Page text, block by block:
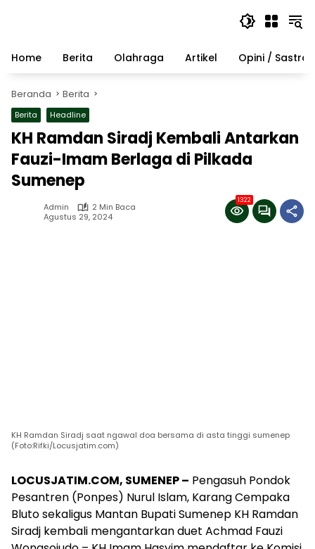
Home
Berita Olahraga Artikel Opini / Sastra
Beranda Berita
Berita Headline
KH Ramdan Siradj Kembali Antarkan
Fauzi-Imam Berlaga di Pilkada
Sumenep
Admin
2 Min Baca
Agustus 29, 2024
1322
KH Ramdan Siradj saat ngawal doa bersama di asta tinggi sumenep
(Foto:Rifki/Locusjatim.com)
LOCUSJATIM.COM, SUMENEP – Pengasuh Pondok
Pesantren (Ponpes) Nurul Islam, Karang Cempaka
Bluto sekaligus Mantan Bupati Sumenep KH Ramdan
Siradj kembali mengantarkan duet Achmad Fauzi